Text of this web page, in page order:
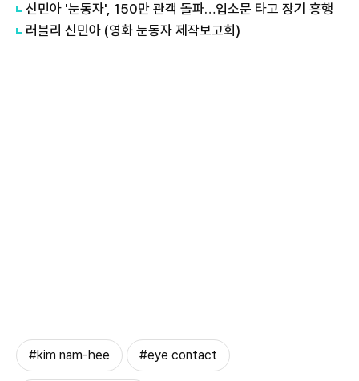
신민아 '눈동자', 150만 관객 돌파…입소문 타고 장기 흥행
러블리 신민아 (영화 눈동자 제작보고회)
#kim nam-hee #eye contact